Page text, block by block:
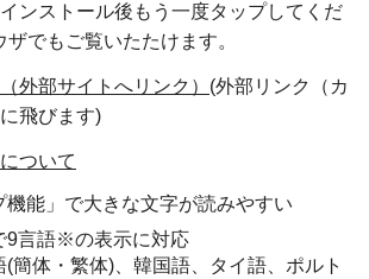
ンストール後もう一度タップしてくだ
でもご覧いたたけます。
外部サイトへリンク） (外部リンク（カ
飛びます)
ついて
機能」で大きな文字が読みやすい
9言語※の表示に対応
簡体・繁体)、韓国語、タイ語、ポルト